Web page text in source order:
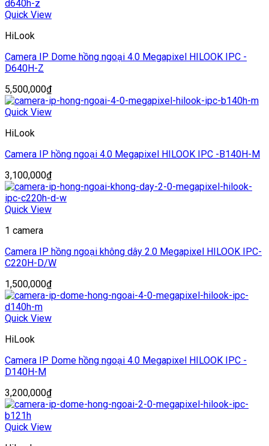
Quick View
HiLook
Camera IP Dome hồng ngoại 4.0 Megapixel HILOOK IPC -
D640H-Z
5,500,000₫
Quick View
HiLook
Camera IP hồng ngoại 4.0 Megapixel HILOOK IPC -B140H-M
3,100,000₫
Quick View
1 camera
Camera IP hồng ngoại không dây 2.0 Megapixel HILOOK IPC-
C220H-D/W
1,500,000₫
Quick View
HiLook
Camera IP Dome hồng ngoại 4.0 Megapixel HILOOK IPC -
D140H-M
3,200,000₫
Quick View